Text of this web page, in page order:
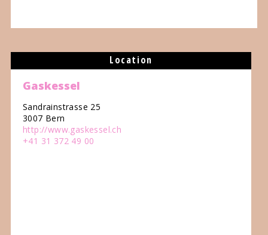
Location
Gaskessel
Sandrainstrasse 25
3007 Bern
http://www.gaskessel.ch
+41 31 372 49 00